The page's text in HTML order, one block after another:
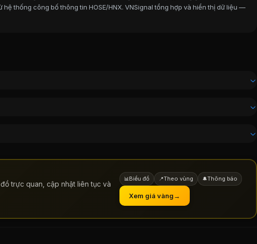
thống công bố thông tin HOSE/HNX. VNSignal tổng hợp và hiển thị dữ liệu —
trực quan, cập nhật liên tục và
📊 Biểu đồ 📍Theo vùng 🔔Thông báo
Xem giá vàng→